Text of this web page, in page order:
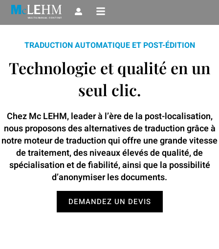
Aller
TRADUCTION AUTOMATIQUE ET POST-ÉDITION
Technologie et qualité en un
seul clic.
Chez Mc LEHM, leader à l’ère de la post-localisation,
nous proposons des alternatives de traduction grâce à
notre moteur de traduction qui offre une grande vitesse
de traitement, des niveaux élevés de qualité, de
spécialisation et de fiabilité, ainsi que la possibilité
d’anonymiser les documents.
DEMANDEZ UN DEVIS